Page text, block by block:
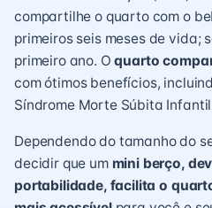
compartilhe o quarto com o
primeiros seis meses de vida;
primeiro ano. Oquarto
com ótimos benefícios,
Síndrome Morte Súbita
Dependendo do tamanho do
decidir que um mini berço,
portabilidade, facilita o